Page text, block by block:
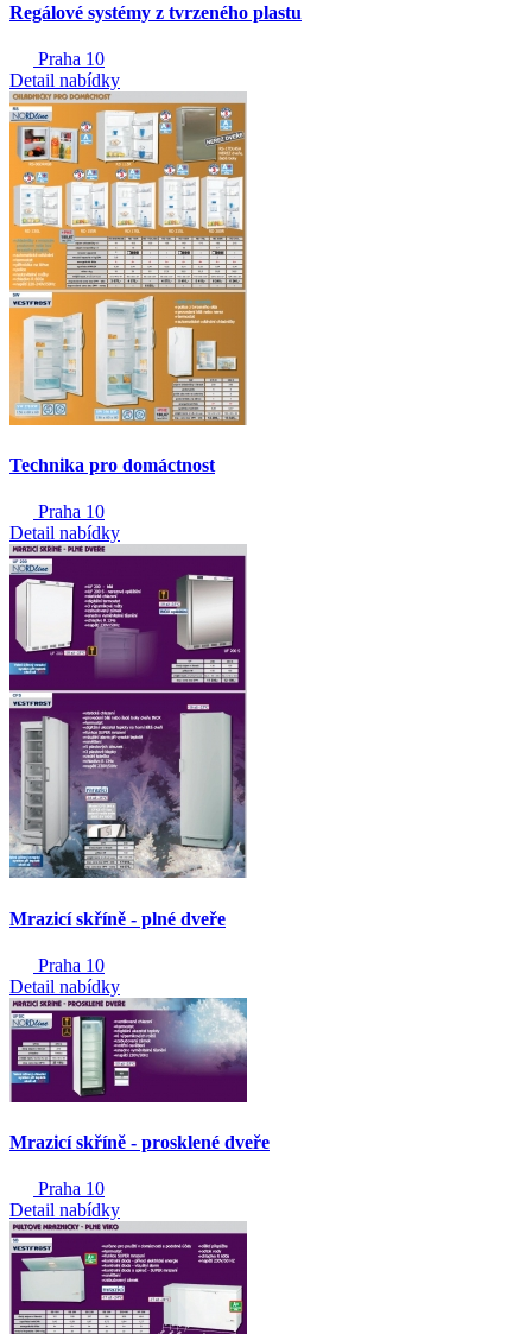
Regálové systémy z tvrzeného plastu
Praha 10
Detail nabídky
Technika pro domáctnost
Praha 10
Detail nabídky
Mrazicí skříně - plné dveře
Praha 10
Detail nabídky
Mrazicí skříně - prosklené dveře
Praha 10
Detail nabídky